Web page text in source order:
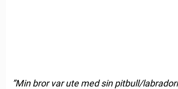
”Min bror var ute med sin pitbull/